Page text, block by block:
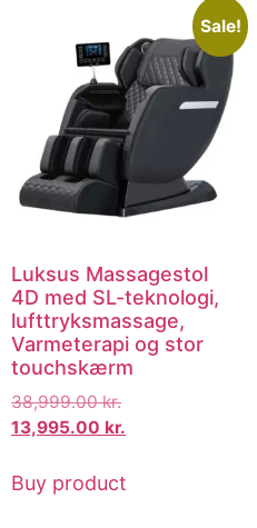
Sale!
Luksus Massagestol
4D med SL-teknologi,
lufttryksmassage,
Varmeterapi og stor
touchskærm
38,999.00kr.
13,995.00 kr.
Buy product